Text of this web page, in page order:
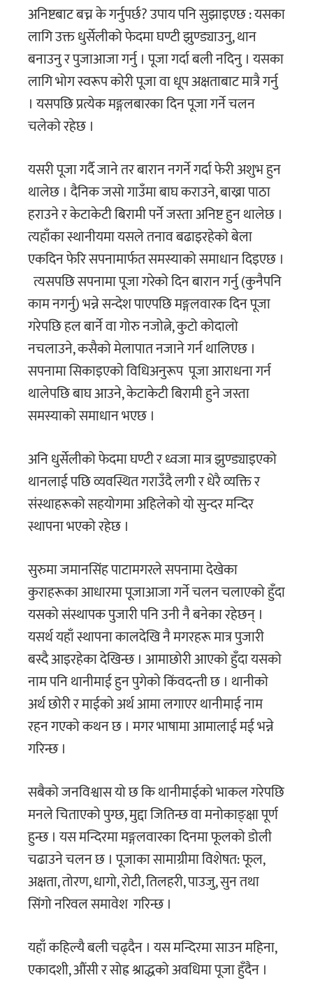
अनिष्टबाट बच्न के गर्नुपर्छ? उपाय पनि सुझाइएछ : यसका
लागि उक्त धुर्सेलीको फेदमा घण्टी झुण्ड्याउनु, थान
बनाउनु र पुजाआजा गर्नु । पूजा गर्दा बली नदिनु । यसका
लागि भोग स्वरूप कोरी पूजा वा धूप अक्षताबाट मात्रै गर्नु
। यसपछि प्रत्येक मङ्गलबारका दिन पूजा गर्ने चलन
चलेकाे रहेछ ।
यसरी पूजा गर्दै जाने तर बारान नगर्ने गर्दा फेरी अशुभ हुन
थालेछ । दैनिक जसो गाउँमा बाघ कराउने, बाख्रा पाठा
हराउने र केटाकेटी बिरामी पर्ने जस्ता अनिष्ट हुन थालेछ ।
त्यहाँका स्थानीयमा यसले तनाव बढाइरहेकाे बेला
एकदिन फेरि सपनामार्फत समस्याको समाधान दिइएछ ।
त्यसपछि सपनामा पूजा गरेको दिन बारान गर्नु (कुनैपनि
काम नगर्नु) भन्ने सन्देश पाएपछि मङ्गलवारक दिन पूजा
गरेपछि हल बार्ने वा गोरु नजोत्ने, कुटो कोदालो
नचलाउने, कसैको मेलापात नजाने गर्न थालिएछ ।
सपनामा सिकाइएकाे विधिअनुरूप पूजा आराधना गर्न
थालेपछि बाघ आउने, केटाकेटी बिरामी हुने जस्ता
समस्याको समाधान भएछ ।
अनि धुर्सेलीको फेदमा घण्टी र ध्वजा मात्र झुण्ड्याइएको
थानलाई पछि व्यवस्थित गराउँदै लगी र धेरै व्यक्ति र
संस्थाहरूको सहयोगमा अहिलेकाे याे सुन्दर मन्दिर
स्थापना भएको रहेछ ।
सुरुमा जमानसिंह पाटामगरले सपनामा देखेका
कुराहरूका आधारमा पूजाआजा गर्ने चलन चलाएको हुँदा
यसको संस्थापक पुजारी पनि उनी नै बनेका रहेछन् ।
यसर्थ यहाँ स्थापना कालदेखि नै मगरहरू मात्र पुजारी
बस्दै आइरहेका देखिन्छ । आमाछोरी आएको हुँदा यसको
नाम पनि थानीमाई हुन पुगेकाे किंवदन्ती छ । थानीकाे
अर्थ छोरी र माईकाे अर्थ आमा लगाएर थानीमाई नाम
रहन गएकाे कथन छ । मगर भाषामा आमालाई मई भन्ने
गरिन्छ ।
सबैको जनविश्वास यो छ कि थानीमाईको भाकल गरेपछि
मनले चिताएको पुग्छ, मुद्दा जितिन्छ वा मनोकाङ्क्षा पूर्ण
हुन्छ । यस मन्दिरमा मङ्गलवारका दिनमा फूलको डोली
चढाउने चलन छ । पूजाका सामाग्रीमा विशेषत: फूल,
अक्षता, तोरण, धागो, रोटी, तिलहरी, पाउजु, सुन तथा
सिंगो नरिवल समावेश गरिन्छ ।
यहाँ कहिल्यै बली चढ्दैन । यस मन्दिरमा साउन महिना,
एकादशी, औंसी र सोह्र श्राद्धको अवधिमा पूजा हुँदैन ।